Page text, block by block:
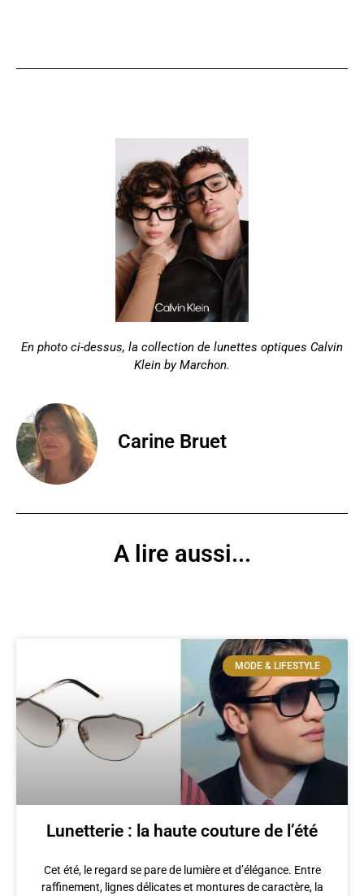
En photo ci-dessus, la collection de lunettes optiques Calvin
Klein by Marchon.
Carine Bruet
A lire aussi...
MODE & LIFESTYLE
Lunetterie : la haute couture de l’été
Cet été, le regard se pare de lumière et d’élégance. Entre
raffinement, lignes délicates et montures de caractère, la